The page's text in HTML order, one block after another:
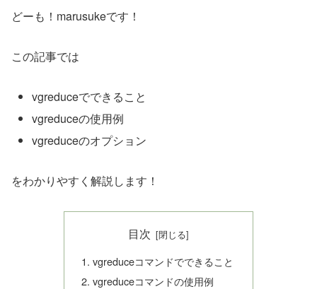
どーも！marusukeです！
この記事では
vgreduceでできること
vgreduceの使用例
vgreduceのオプション
をわかりやすく解説します！
目次
vgreduceコマンドでできること
vgreduceコマンドの使用例